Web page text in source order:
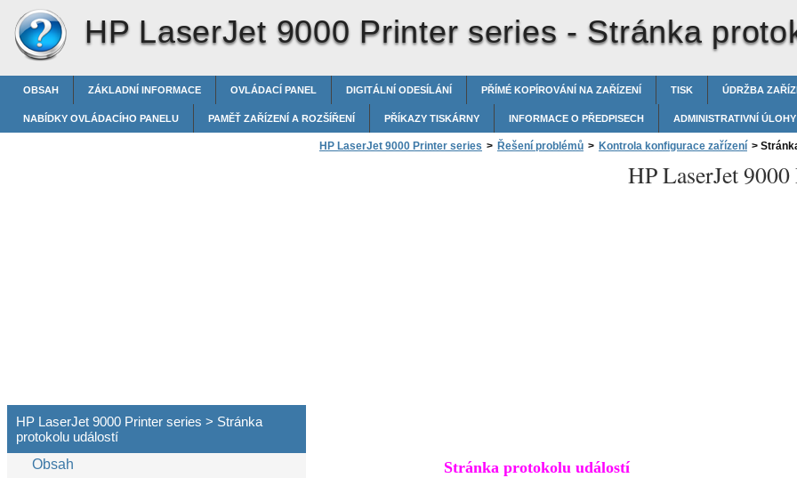
HP LaserJet 9000 Printer series - Stránka
OBSAH ZÁKLADNÍ INFORMACE OVLÁDACÍ PANEL DIGITÁLNÍ ODESÍLÁNÍ PŘÍMÉ KOPÍROVÁNÍ NA ZAŘÍZENÍ TISK ÚDRŽBA
NABÍDKY OVLÁDACÍHO PANELU PAMĚŤ ZAŘÍZENÍ A ROZŠÍŘENÍ PŘÍKAZY TISKÁRNY INFORMACE O PŘEDPISECH ADMINISTRATIVNÍ ÚLOHY
HP LaserJet 9000 Printer series > Řešení problémů > Kontrola konfigurace zařízení >
HP LaserJet
Stránka protokolu událostí
HP LaserJet 9000 Printer series > Stránka
protokolu událostí
Obsah